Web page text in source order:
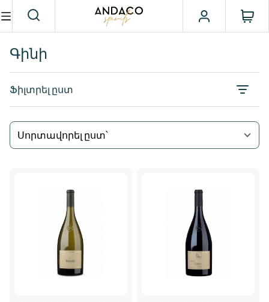
Գինի
Ֆիլտրել ըստ
Սորտավորել ըստ՝